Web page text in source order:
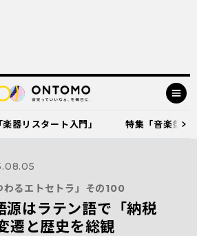
器リスタート入門」 特集「音楽祭
わるエトセトラ」その100
源はラテン語で「納税
遷と歴史を総観